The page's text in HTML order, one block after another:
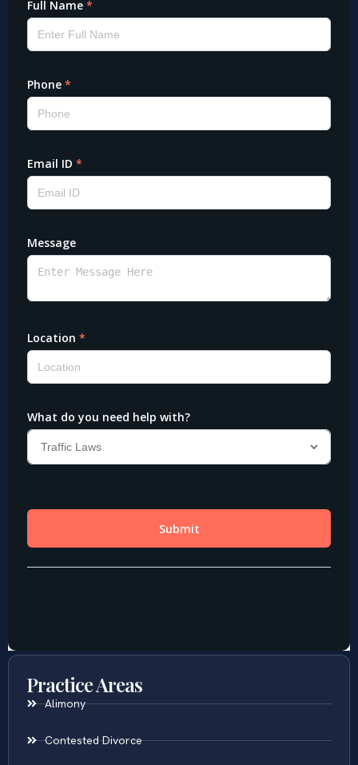
Practice Areas
Alimony
Contested Divorce